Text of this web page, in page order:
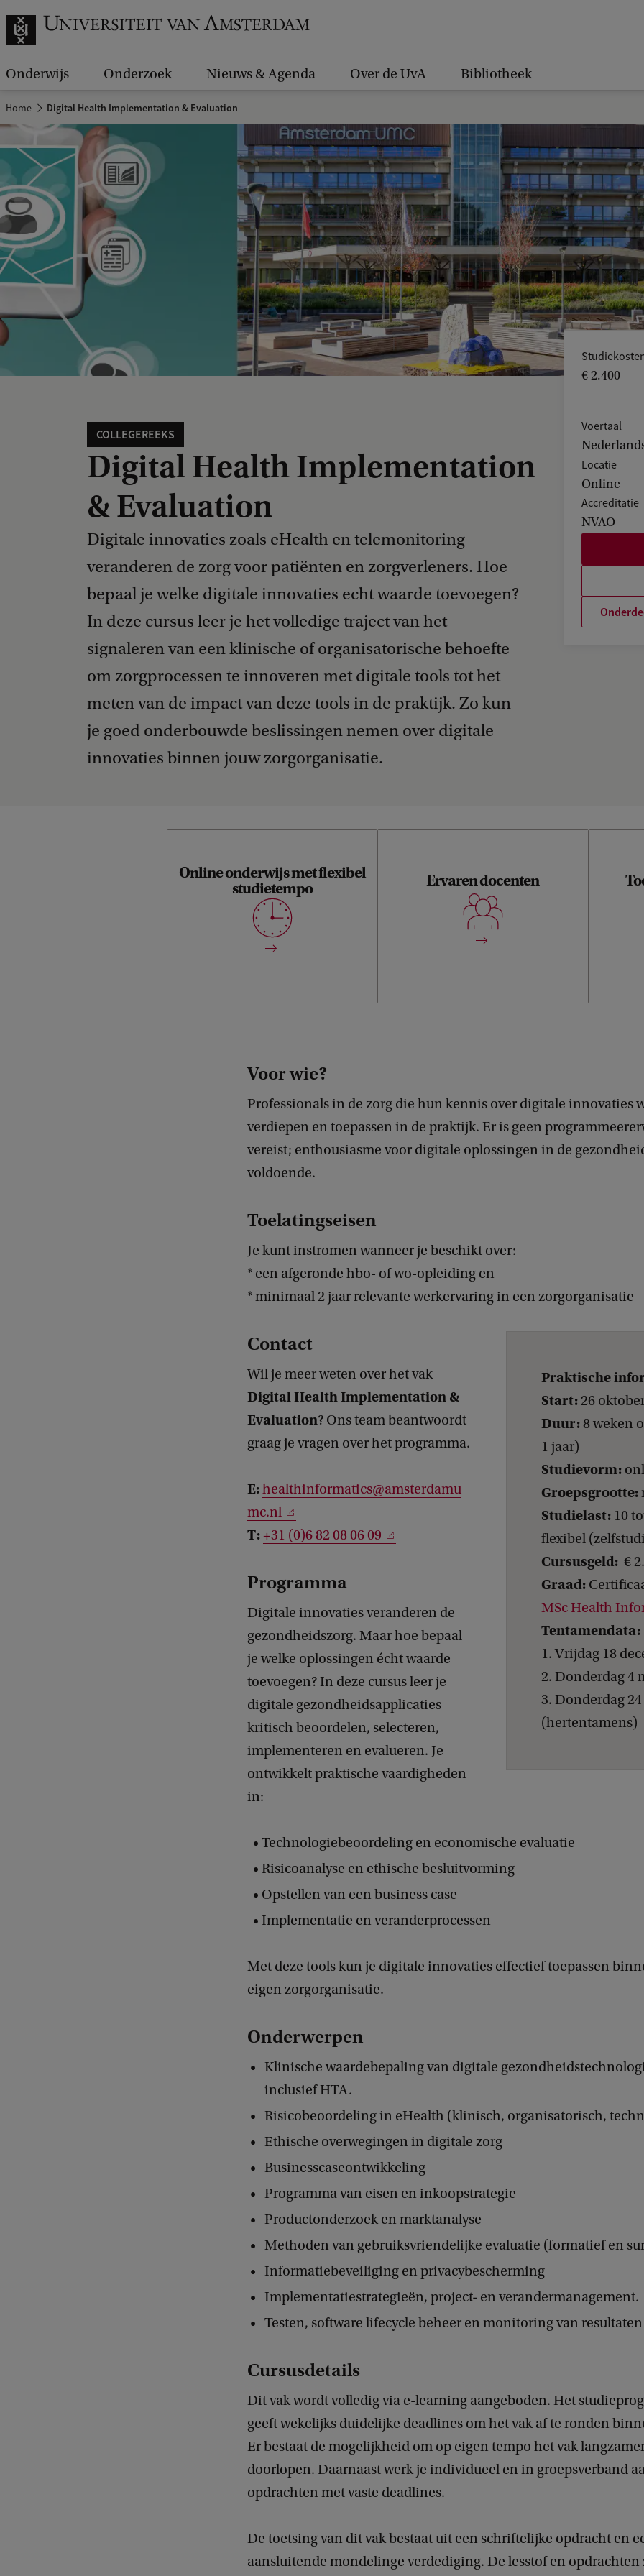
Onderwijs Onderzoek Nieuws & Agenda Over de UvA Bibliotheek
Home Digital Health Implementation & Evaluation
COLLEGEREEKS
Digital Health Implementation
& Evaluation
Digitale innovaties zoals eHealth en telemonitoring
veranderen de zorg voor patiënten en zorgverleners. Hoe
bepaal je welke digitale innovaties echt waarde toevoegen?
In deze cursus leer je het volledige traject van het
signaleren van een klinische of organisatorische behoefte
om zorgprocessen te innoveren met digitale tools tot het
meten van de impact van deze tools in de praktijk. Zo kun
je goed onderbouwde beslissingen nemen over digitale
innovaties binnen jouw zorgorganisatie.
€ 2.400
Voertaal
Locatie
Online
Accreditatie
NVAO
Online onderwijs met flexibel
studietempo
- Je bepaalt je eigen studietempo -
Gestructureerde opbouw met
duidelijke deadlines - Online colleges
en expert sessies - Case-based learning
- Discussiefora en opdrachten -
Docenten modereren, coachen en
Ervaren docenten
- Gepromoveerd - Ervaring met
onderwijs Medische Informatiekunde -
BKO/SKO gecertificeerd, training voor
online onderwijs - Inzet gastdocenten
en domein deskundigen
Voor wie?
Professionals in de zorg die hun kennis over digitale innovaties
verdiepen en toepassen in de praktijk. Er is geen
vereist; enthousiasme voor digitale oplossingen in de
voldoende.
Toelatingseisen
Je kunt instromen wanneer je beschikt over:
* een afgeronde hbo- of wo-opleiding en
* minimaal 2 jaar relevante werkervaring in een zorgorganisatie
Praktische
Start: 26
Duur:8 weken
1 jaar)
Studievorm:
Groepsgrootte:
Studielast: 10
flexibel
Cursusgeld: €
Graad:
MSc Health
Tentamendata:
1. Vrijdag 18
2. Donderdag 4
3. Donderdag
(hertentamens)
Contact
Wil je meer weten over het vak
Digital HealthImplementation &
Evaluation? Ons team beantwoordt
graag je vragen over het programma.
E:healthinformatics@amsterdamu
mc.nl
T: +31 (0)6 82 08 06 09
Programma
Digitale innovaties veranderen de
gezondheidszorg. Maar hoe bepaal
je welke oplossingen écht waarde
toevoegen? In deze cursus leer je
digitale gezondheidsapplicaties
kritisch beoordelen, selecteren,
implementeren en evalueren. Je
ontwikkelt praktische vaardigheden
in:
Technologiebeoordeling en economische evaluatie
Risicoanalyse en ethische besluitvorming
Opstellen van een business case
Implementatie en veranderprocessen
Met deze tools kun je digitale innovaties effectief toepassen
eigen zorgorganisatie.
Onderwerpen
Klinische waardebepaling van digitale
inclusief HTA.
Risicobeoordeling in eHealth (klinisch, organisatorisch,
Ethische overwegingen in digitale zorg
Businesscaseontwikkeling
Programma van eisen en inkoopstrategie
Productonderzoek en marktanalyse
Methoden van gebruiksvriendelijke evaluatie (formatief en
Informatiebeveiliging en privacybescherming
Implementatiestrategieën, project- en verandermanagement.
Testen, software lifecycle beheer en monitoring van resultaten
Cursusdetails
Dit vak wordt volledig via e-learning aangeboden. Het
geeft wekelijks duidelijke deadlines om het vak af te ronden
Er bestaat de mogelijkheid om op eigen tempo het vak
doorlopen. Daarnaast werk je individueel en in groepsverband
opdrachten met vaste deadlines.
De toetsing van dit vak bestaat uit een schriftelijke opdracht en
aansluitende mondelinge verdediging. De lesstof en opdrachten